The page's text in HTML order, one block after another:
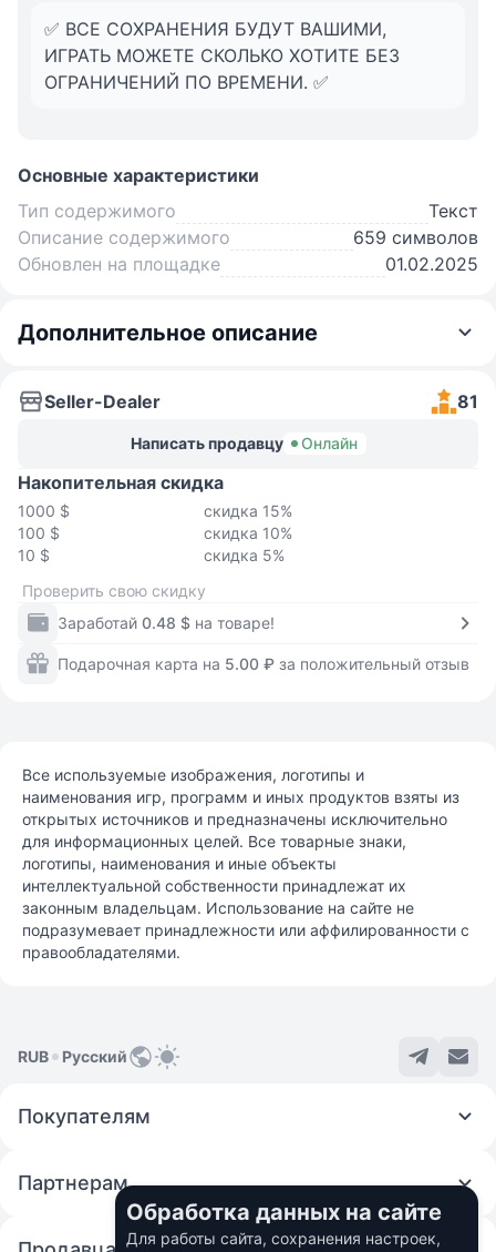
✅ ВСЕ СОХРАНЕНИЯ БУДУТ ВАШИМИ,
ИГРАТЬ МОЖЕТЕ СКОЛЬКО ХОТИТЕ БЕЗ
ОГРАНИЧЕНИЙ ПО ВРЕМЕНИ. ✅
Основные характеристики
Тип содержимого
Текст
Описание содержимого
659 символов
Обновлен на площадке
01.02.2025
Дополнительное описание
Seller-Dealer 81
Написать продавцу Онлайн
Накопительная скидка
1000 $
скидка 15%
100 $
скидка 10%
10 $
скидка 5%
Проверить свою скидку
Заработай 0.48 $ на товаре!
Подарочная карта на 5.00 ₽ за положительный отзыв
Все используемые изображения, логотипы и
наименования игр, программ и иных продуктов взяты из
открытых источников и предназначены исключительно
для информационных целей. Все товарные знаки,
логотипы, наименования и иные объекты
интеллектуальной собственности принадлежат их
законным владельцам. Использование на сайте не
подразумевает принадлежности или аффилированности с
правообладателями.
RUB Русский
Покупателям
Партнерам
Обработка данных на сайте
Для работы сайта, сохранения настроек,